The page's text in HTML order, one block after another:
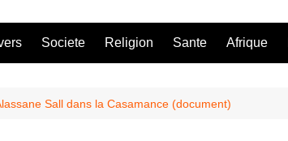
Societe Religion Sante Afrique
Sall dans la Casamance (document)